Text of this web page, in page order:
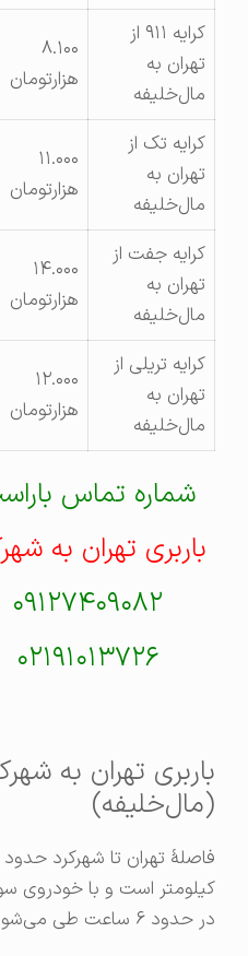
کرایه ۹۱۱ از
تهران به
مال‌خلیفه
۸.۱۰۰
هزارتومان
کرایه تک از
تهران به
مال‌خلیفه
۱۱.۰۰۰
هزارتومان
کرایه جفت از
تهران به
مال‌خلیفه
۱۴.۰۰۰
هزارتومان
کرایه تریلی از
تهران به
مال‌خلیفه
۱۲.۰۰۰
هزارتومان
شماره تماس باراست
باربری تهران به شهرکرد
۰۹۱۲۷۴۰۹۰۸۲
۰۲۱۹۱۰۱۳۷۲۶
باربری تهران به شهرکرد
(مال‌خلیفه)
فاصلهٔ تهران تا شهرکرد حدود ۵۴۰
کیلومتر است و با خودروی سواری
در حدود ۶ ساعت طی می‌شود.